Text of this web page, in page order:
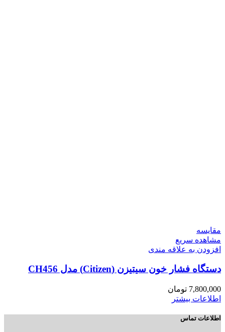
مقایسه
مشاهده سریع
افزودن به علاقه مندی
دستگاه فشار خون سیتیزن (Citizen) مدل CH456
7,800,000 تومان
اطلاعات بیشتر
اطلاعات تماس